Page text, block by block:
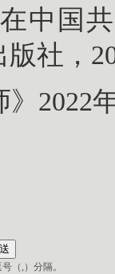
中国
社，
2022
（,）分隔。